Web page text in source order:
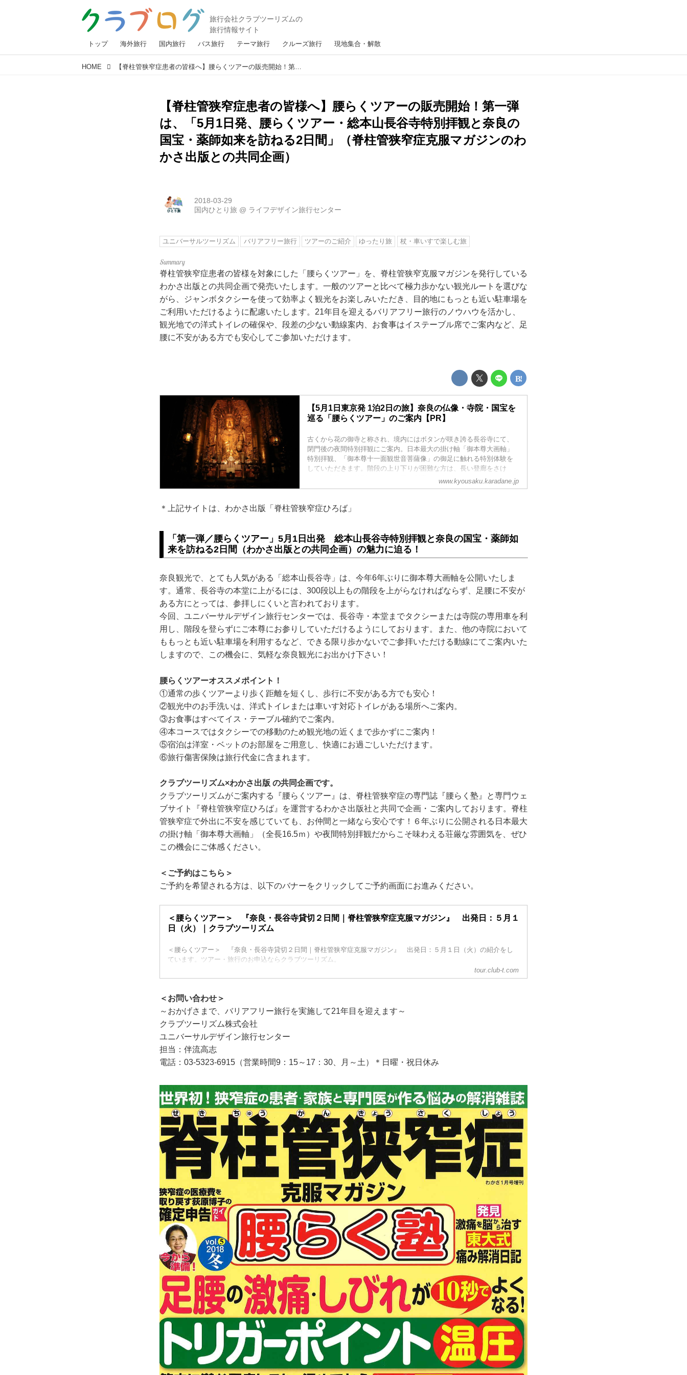
トップ 海外旅行 国内旅行 バス旅行 テーマ旅行 クルーズ旅行 現地集合・解散
HOME 【脊柱管狭窄症患者の皆様へ】腰らくツアーの販売開始！第一弾は、「5月1日発、腰らくツアー・総本山長谷寺特別拝観と奈良の国宝・薬師如来を訪ねる2日間」（脊柱管狭窄症克服マガジンのわかさ出版との共同企画）
【脊柱管狭窄症患者の皆様へ】腰らくツアーの販売開始！第一弾
は、「5月1日発、腰らくツアー・総本山長谷寺特別拝観と奈良の
国宝・薬師如来を訪ねる2日間」（脊柱管狭窄症克服マガジンのわ
かさ出版との共同企画）
2018-03-29
国内ひとり旅 @ ライフデザイン旅行センター
ユニバーサルツーリズム バリアフリー旅行 ツアーのご紹介 ゆったり旅 杖・車いすで楽しむ旅
脊柱管狭窄症患者の皆様を対象にした「腰らくツアー」を、脊柱管狭窄克服マガジンを発行している
わかさ出版との共同企画で発売いたします。一般のツアーと比べて極力歩かない観光ルートを選びな
がら、ジャンボタクシーを使って効率よく観光をお楽しみいただき、目的地にもっとも近い駐車場を
ご利用いただけるように配慮いたします。21年目を迎えるバリアフリー旅行のノウハウを活かし、
観光地での洋式トイレの確保や、段差の少ない動線案内、お食事はイステーブル席でご案内など、足
腰に不安がある方でも安心してご参加いただけます。
【5月1日東京発 1泊2日の旅】奈良の仏像・寺院・国宝を
巡る「腰らくツアー」のご案内【PR】
古くから花の御寺と称され、境内にはボタンが咲き誇る長谷寺にて、
閉門後の夜間特別拝観にご案内。日本最大の掛け軸「御本尊大画軸」
特別拝観、「御本尊十一面観世音菩薩像」の御足に触れる特別体験を
していただきます。階段の上り下りが困難な方は、長い登廊をさけ
て、ご本堂まで特別にタクシー等を利用して上がれます。
www.kyousaku.karadane.jp
＊上記サイトは、わかさ出版「脊柱管狭窄症ひろば」
「第一弾／腰らくツアー」5月1日出発 総本山長谷寺特別拝観と奈良の国宝・薬師如
来を訪ねる2日間（わかさ出版との共同企画）の魅力に迫る！
奈良観光で、とても人気がある「総本山長谷寺」は、今年6年ぶりに御本尊大画軸を公開いたしま
す。通常、長谷寺の本堂に上がるには、300段以上もの階段を上がらなければならず、足腰に不安が
ある方にとっては、参拝しにくいと言われております。
今回、ユニバーサルデザイン旅行センターでは、長谷寺・本堂までタクシーまたは寺院の専用車を利
用し、階段を登らずにご本尊にお参りしていただけるようにしております。また、他の寺院において
ももっとも近い駐車場を利用するなど、できる限り歩かないでご参拝いただける動線にてご案内いた
しますので、この機会に、気軽な奈良観光にお出かけ下さい！
腰らくツアーオススメポイント！
①通常の歩くツアーより歩く距離を短くし、歩行に不安がある方でも安心！
②観光中のお手洗いは、洋式トイレまたは車いす対応トイレがある場所へご案内。
③お食事はすべてイス・テーブル確約でご案内。
④本コースではタクシーでの移動のため観光地の近くまで歩かずにご案内！
⑤宿泊は洋室・ベットのお部屋をご用意し、快適にお過ごしいただけます。
⑥旅行傷害保険は旅行代金に含まれます。
クラブツーリズム×わかさ出版 の共同企画です。
クラブツーリズムがご案内する『腰らくツアー』は、脊柱管狭窄症の専門誌『腰らく塾』と専門ウェ
ブサイト『脊柱管狭窄症ひろば』を運営するわかさ出版社と共同で企画・ご案内しております。脊柱
管狭窄症で外出に不安を感じていても、お仲間と一緒なら安心です！６年ぶりに公開される日本最大
の掛け軸「御本尊大画軸」（全長16.5ｍ）や夜間特別拝観だからこそ味わえる荘厳な雰囲気を、ぜひ
この機会にご体感ください。
＜ご予約はこちら＞
ご予約を希望される方は、以下のバナーをクリックしてご予約画面にお進みください。
＜腰らくツアー＞ 『奈良・長谷寺貸切２日間｜脊柱管狭窄症克服マガジン』 出発日：５月１
日（火）｜クラブツーリズム
＜腰らくツアー＞ 『奈良・長谷寺貸切２日間｜脊柱管狭窄症克服マガジン』 出発日：５月１日（火）の紹介をし
ています。ツアー・旅行のお申込ならクラブツーリズム。
tour.club-t.com
＜お問い合わせ＞
～おかげさまで、バリアフリー旅行を実施して21年目を迎えます～
クラブツーリズム株式会社
ユニバーサルデザイン旅行センター
担当：伴流高志
電話：03-5323-6915（営業時間9：15～17：30、月～土）＊日曜・祝日休み